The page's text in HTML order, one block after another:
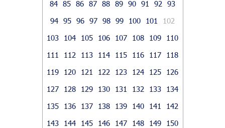
84 85 86 87 88 89 90 91 92
93
94 95 96 97 98 99 100 101
102
103
104 105 106 107 108 109
110
111
112 113 114 115 116 117
118
119
120 121 122 123 124 125
126
127
128 129 130 131 132 133
134
135
136 137 138 139 140 141
142
143
144 145 146 147 148 149
150